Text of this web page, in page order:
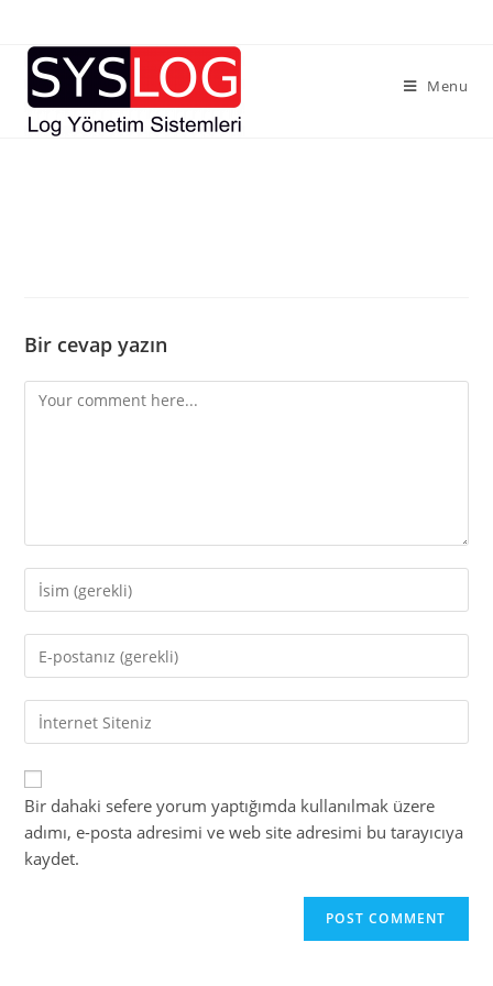
content
Menu
Bir cevap yazın
Comment
Enter
your
username
to
comment
your
address
to
comment
Enter
your
URL
(optional)
Bir dahaki sefere yorum yaptığımda kullanılmak üzere
adımı, e-posta adresimi ve web site adresimi bu tarayıcıya
kaydet.